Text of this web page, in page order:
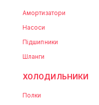
Амортизатори
Насоси
Підшипники
Шланги
ХОЛОДИЛЬНИКИ
Полки